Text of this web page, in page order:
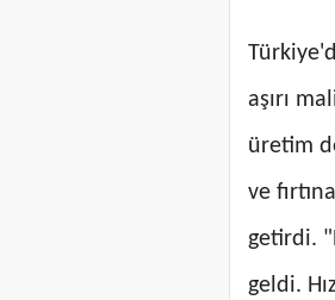
aşırı
üretim
ve
getirdi.
geldi.